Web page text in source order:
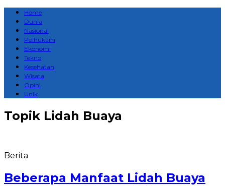
Home
Dunia
Nasional
Polhukam
Ekonomi
Tekno
Kesehatan
Wisata
Opini
Unik
Topik Lidah Buaya
Berita
Beberapa Manfaat Lidah Buaya